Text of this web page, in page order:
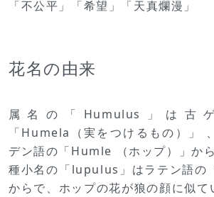
「不公平」「希望」「天真爛漫」
花名の由来
属名の「Humulus」は古
「Humela（実をつけるもの）」
デン語の「Humle （ホップ）」から
種小名の「lupulus」はラテン語の
からで、ホップの花が狼の顔に似て